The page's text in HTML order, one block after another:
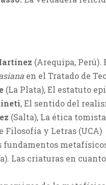
(Arequipa,
en el Tratado de
(La Plata), El estatuto
, El sentido del
(Salta), La ética
Filosofía y Letras (UCA)
fundamentos
Las criaturas en